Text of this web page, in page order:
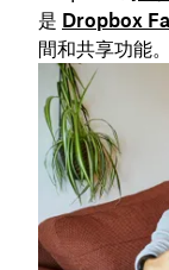
是 Dropbox
間和共享功能。